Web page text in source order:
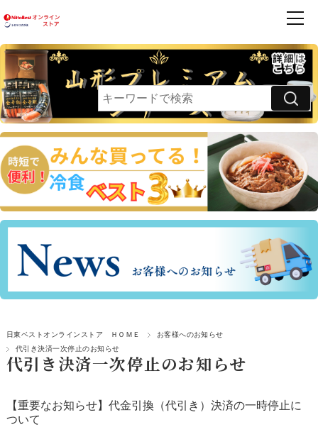
卵乳小麦 不使用 お買得品
日東ベストオンラインストア ＨＯＭＥ
お客様へのお知らせ
代引き決済一次停止のお知らせ
代引き決済一次停止のお知らせ
【重要なお知らせ】代金引換（代引き）決済の一時停止に
ついて